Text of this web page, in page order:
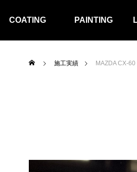
COATING PAINTING
施工実績 MAZDA CX-60